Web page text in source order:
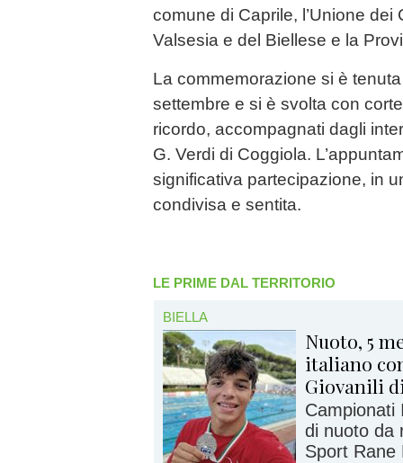
comune di Caprile, l’Unione dei
Valsesia e del Biellese e la
La commemorazione si è
settembre e si è svolta con
ricordo, accompagnati dagli
G. Verdi di Coggiola.
significativa partecipazione, in
condivisa e sentita.
LE PRIME DAL TERRITORIO
BIELLA
Nuoto, 5
italiano
Giovanili
Campionati
di nuoto da
Sport Rane